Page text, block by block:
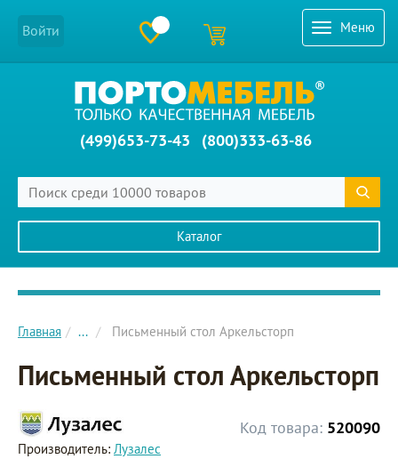
Меню
Войти
(499)653-73-43 (800)333-63-86
Каталог
Главное меню сайта
Главная ... Письменный стол Аркельсторп
Письменный стол Аркельсторп
Код товара: 520090
Производитель: Лузалес